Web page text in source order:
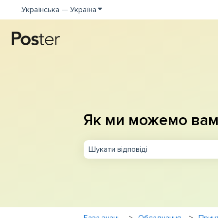
Українська — Україна Показати додаткове меню для
Як ми можемо